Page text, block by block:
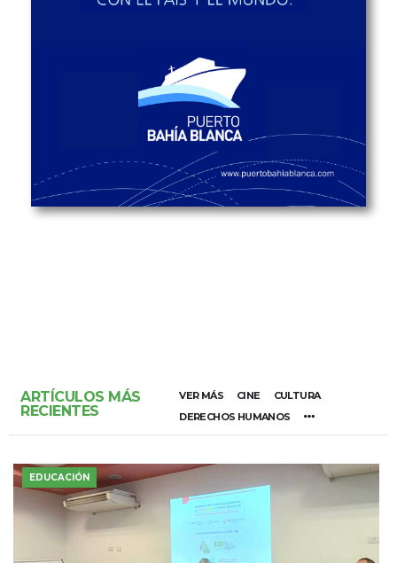
ARTÍCULOS MÁS
RECIENTES
VER MÁS CINE
CULTURA
DERECHOS HUMANOS
EDUCACIÓN